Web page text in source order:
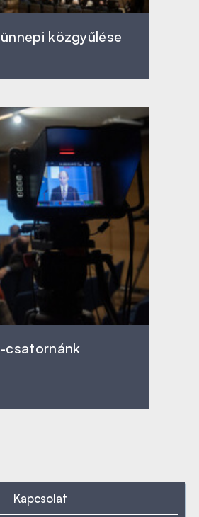
közgyűlése
csatornánk
Kapcsolat